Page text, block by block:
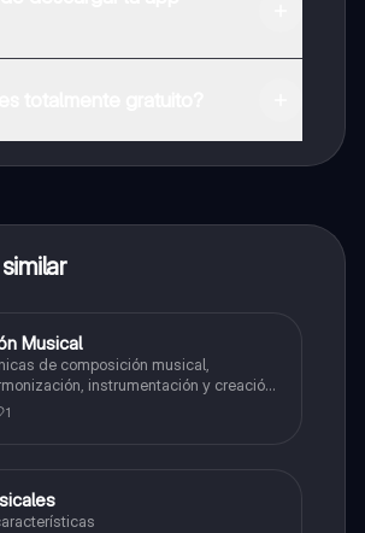
Musical
de composición musical,
instrumentación y creación
arreglos.
1